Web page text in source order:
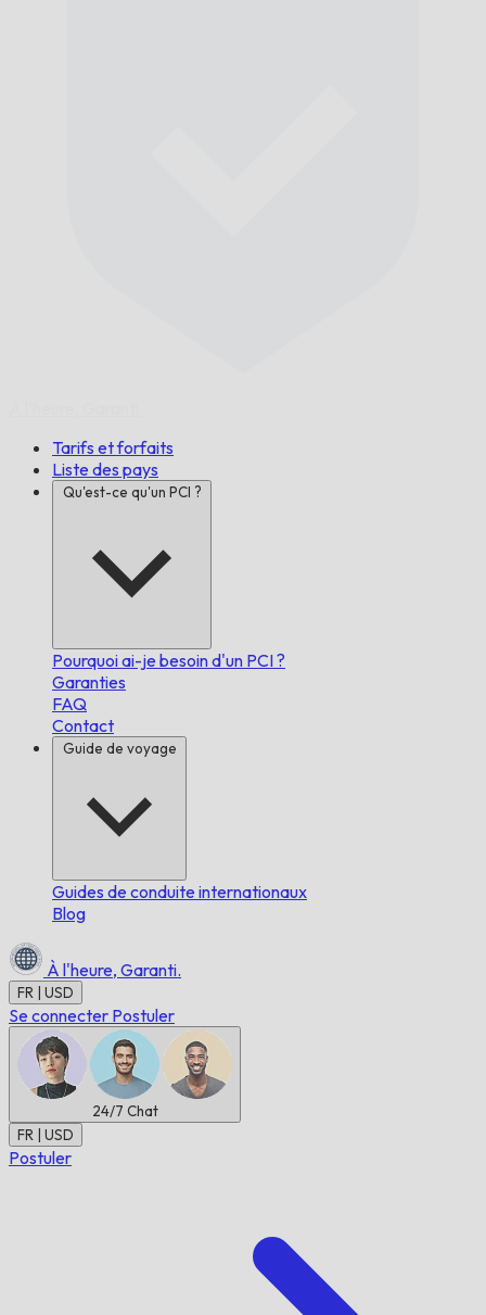
Tarifs et forfaits
Liste des pays
Qu'est-ce qu'un PCI ?
Pourquoi ai-je besoin d'un PCI ?
Garanties
FAQ
Contact
Guide de voyage
Guides de conduite internationaux
Blog
À l'heure, Garanti.
FR | USD
Se connecter Postuler
24/7 Chat
FR | USD
Postuler